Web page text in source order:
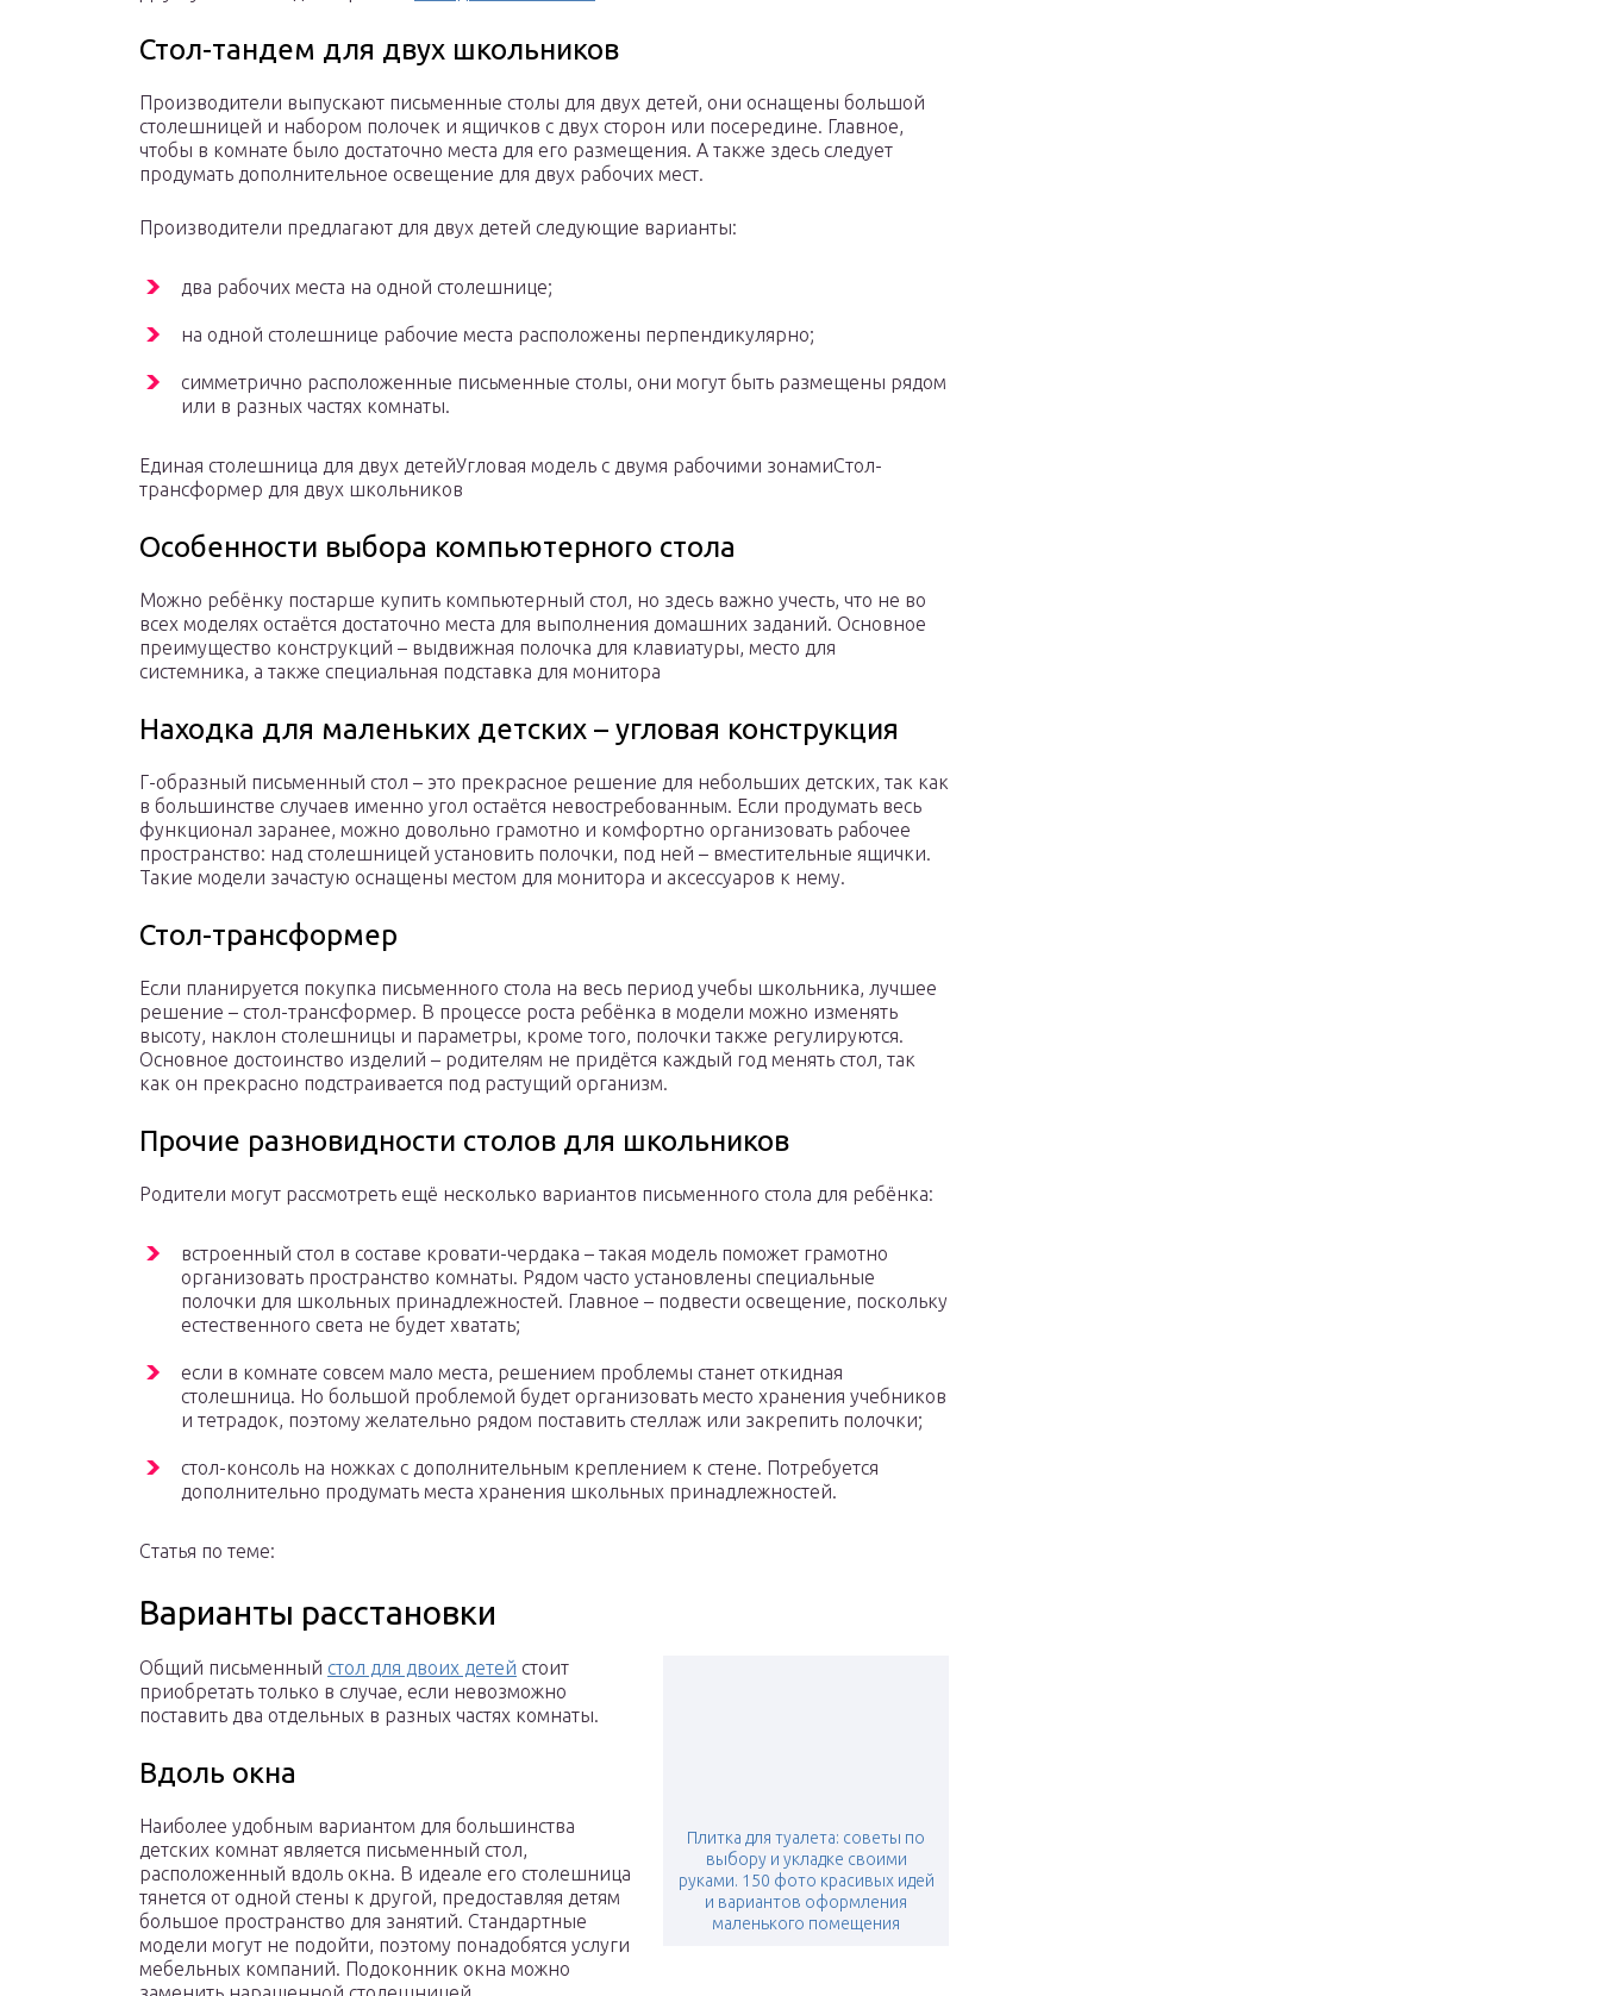
Стол-тандем для двух школьников
Производители выпускают письменные столы для двух детей, они оснащены большой
столешницей и набором полочек и ящичков с двух сторон или посередине. Главное,
чтобы в комнате было достаточно места для его размещения. А также здесь следует
продумать дополнительное освещение для двух рабочих мест.
Производители предлагают для двух детей следующие варианты:
два рабочих места на одной столешнице;
на одной столешнице рабочие места расположены перпендикулярно;
симметрично расположенные письменные столы, они могут быть размещены рядом
или в разных частях комнаты.
Единая столешница для двух детейУгловая модель с двумя рабочими зонамиСтол-
трансформер для двух школьников
Особенности выбора компьютерного стола
Можно ребёнку постарше купить компьютерный стол, но здесь важно учесть, что не во
всех моделях остаётся достаточно места для выполнения домашних заданий. Основное
преимущество конструкций – выдвижная полочка для клавиатуры, место для
системника, а также специальная подставка для монитора
Находка для маленьких детских – угловая конструкция
Г-образный письменный стол – это прекрасное решение для небольших детских, так как
в большинстве случаев именно угол остаётся невостребованным. Если продумать весь
функционал заранее, можно довольно грамотно и комфортно организовать рабочее
пространство: над столешницей установить полочки, под ней – вместительные ящички.
Такие модели зачастую оснащены местом для монитора и аксессуаров к нему.
Стол-трансформер
Если планируется покупка письменного стола на весь период учебы школьника, лучшее
решение – стол-трансформер. В процессе роста ребёнка в модели можно изменять
высоту, наклон столешницы и параметры, кроме того, полочки также регулируются.
Основное достоинство изделий – родителям не придётся каждый год менять стол, так
как он прекрасно подстраивается под растущий организм.
Прочие разновидности столов для школьников
Родители могут рассмотреть ещё несколько вариантов письменного стола для ребёнка:
встроенный стол в составе кровати-чердака – такая модель поможет грамотно
организовать пространство комнаты. Рядом часто установлены специальные
полочки для школьных принадлежностей. Главное – подвести освещение, поскольку
естественного света не будет хватать;
если в комнате совсем мало места, решением проблемы станет откидная
столешница. Но большой проблемой будет организовать место хранения учебников
и тетрадок, поэтому желательно рядом поставить стеллаж или закрепить полочки;
стол-консоль на ножках с дополнительным креплением к стене. Потребуется
дополнительно продумать места хранения школьных принадлежностей.
Статья по теме:
Варианты расстановки
Плитка для туалета: советы по
выбору и укладке своими
руками. 150 фото красивых идей
и вариантов оформления
маленького помещения
Общий письменный стол для двоих детей стоит
приобретать только в случае, если невозможно
поставить два отдельных в разных частях комнаты.
Вдоль окна
Наиболее удобным вариантом для большинства
детских комнат является письменный стол,
расположенный вдоль окна. В идеале его столешница
тянется от одной стены к другой, предоставляя детям
большое пространство для занятий. Стандартные
модели могут не подойти, поэтому понадобятся услуги
мебельных компаний. Подоконник окна можно